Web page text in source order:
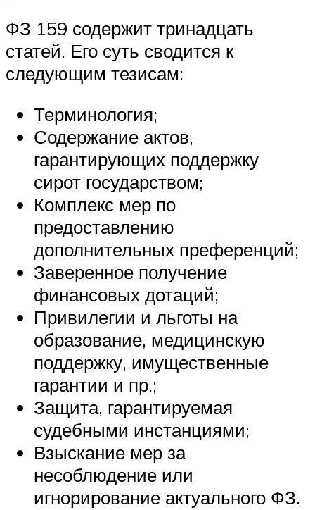
ФЗ 159 содержит тринадцать
статей. Его суть сводится к
следующим тезисам:
Терминология;
Содержание актов,
гарантирующих поддержку
сирот государством;
Комплекс мер по
предоставлению
дополнительных преференций;
Заверенное получение
финансовых дотаций;
Привилегии и льготы на
образование, медицинскую
поддержку, имущественные
гарантии и пр.;
Защита, гарантируемая
судебными инстанциями;
Взыскание мер за
несоблюдение или
игнорирование актуального ФЗ.